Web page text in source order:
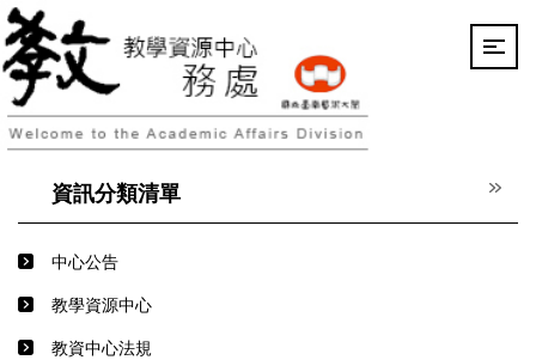
跳
到
主
要
內
容
資訊分類清單
中心公告
教學資源中心
教資中心法規